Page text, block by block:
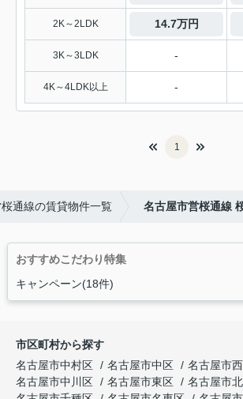
2K～2LDK 14.7万円
3K～3LDK -
4K～4LDK以上 -
1
通線の賃貸物件一覧 名古屋市営桜通線
おすすめこだわり特集
キャンペーン(18件)
市区町村から探す
名古屋市中村区
名古屋市中区
名古屋市
名古屋市中川区
名古屋市東区
名古屋市